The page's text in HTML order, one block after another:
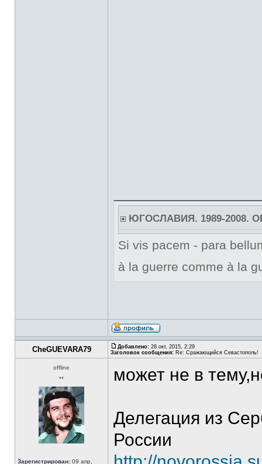
ЮГОСЛАВИЯ. 1989-2008.
Si vis pacem - para
à la guerre comme à la
CheGUEVARA79 Добавлено: 28 окт, 2015, 2:29
Заголовок сообщения: Re: Сражающийся Севастополь!
offline
**
Зарегистрирован: 09 апр,
может не в
Делегация из
России